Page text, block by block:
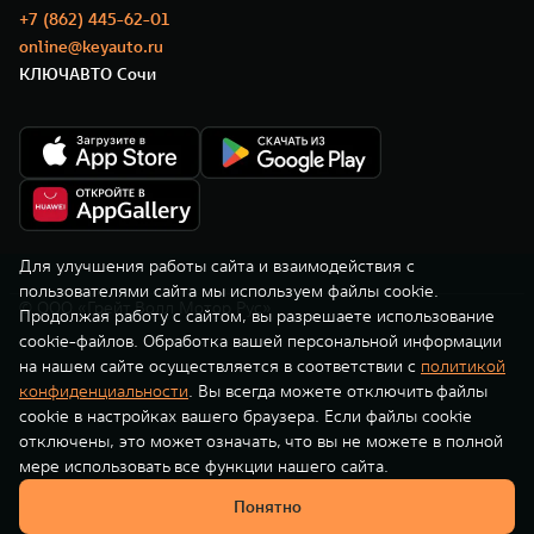
TANK 500
от 6 499 000 ₽ от 10 199 000 ₽
WEY 07
Расширяя границы комфорта
от 6 149 000 ₽
WEY 05
Эстетика нового времени
от 5 699 000 ₽
TANK Финансы
Корпоративным клиентам
TANK ФИНАНСЫ
TANK Кредит
TANK Лизинг
TANK Страхование
Сервис
Специальные предложения
ЦИФРОВЫЕ СЕРВИСЫ TANK
Цифровые сервисы TANK
Подписки
+7 (862) 445-62-01
online@keyauto.ru
КЛЮЧАВТО Сочи
© ООО «Грейт Волл Мотор Рус»
Для улучшения работы сайта и взаимодействия с
пользователями сайта мы используем файлы cookie.
Продолжая работу с сайтом, вы разрешаете использование
cookie-файлов. Обработка вашей персональной информации
на нашем сайте осуществляется в соответствии с политикой
конфиденциальности. Вы всегда можете отключить файлы
cookie в настройках вашего браузера. Если файлы cookie
отключены, это может означать, что вы не можете в полной
мере использовать все функции нашего сайта.
Понятно